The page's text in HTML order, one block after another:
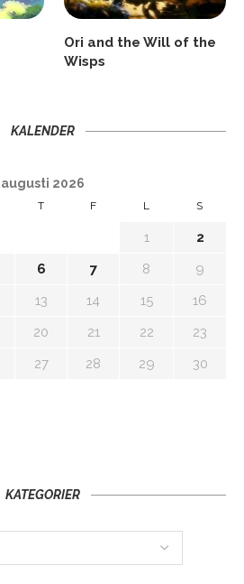
Ori and the Will of the
Wisps
KALENDER
augusti 2026
T F L S
1
2
6 7 8
9
13 14 15
16
20 21 22
23
27 28 29
30
KATEGORIER